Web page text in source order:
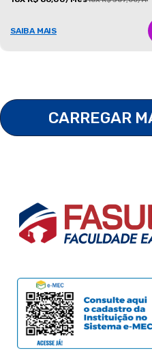
SAIBA MAIS
CARREGAR